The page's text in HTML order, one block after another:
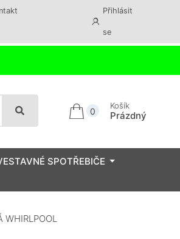
Přihlásit
se
0
Košík
Prázdný
SPOTŘEBIČE
WHIRLPOOL